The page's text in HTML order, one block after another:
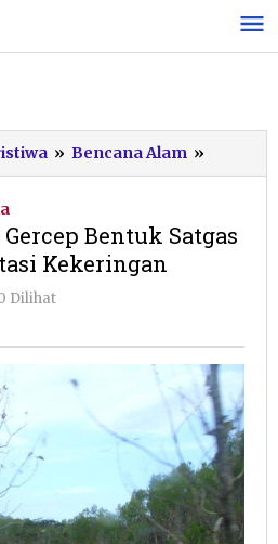
» Bencana Alam »
Pacitan
Satgas
Bentuk Satgas
Kekeringan
Dilihat